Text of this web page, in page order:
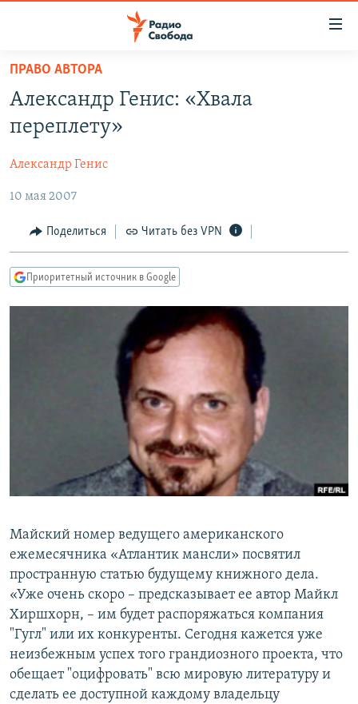
упрощенного
доступа
основному
Вернутся
главной
навигации
Вернутся
АВТОРСКИЕ ПРОЕКТЫ
ЦИТАТЫ СВОБОДЫ
МНЕНИЯ
КУЛЬТУРА
IDEL.РЕАЛИИ
КАВКАЗ.РЕАЛИИ
СИБИРЬ.РЕАЛИИ
РАСПИСАНИЕ ВЕЩАНИЯ
ПОДПИШИТЕСЬ НА РАССЫЛКУ
Все сайты РСЕ/РС
ПРАВО АВТОРА
Александр Генис: «Хвала
переплету»
Александр Генис
10 мая 2007
Поделиться Читать без VPN
Приоритетный источник в Google
Майский номер ведущего американского
ежемесячника «Атлантик мансли» посвятил
пространную статью будущему книжного дела.
«Уже очень скоро – предсказывает ее автор Майкл
Хиршхорн, – им будет распоряжаться компания
"Гугл" или их конкуренты. Сегодня кажется уже
неизбежным успех того грандиозного проекта, что
обещает "оцифровать" всю мировую литературу и
сделать ее доступной каждому владельцу